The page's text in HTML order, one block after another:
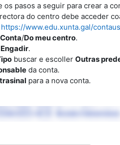
pasos a seguir para crear a
do centro debe acceder
https://www.edu.xunta.gal/
Conta/Do meu centro.
Engadir.
buscar e escoller Outras
da conta.
para a nova conta.